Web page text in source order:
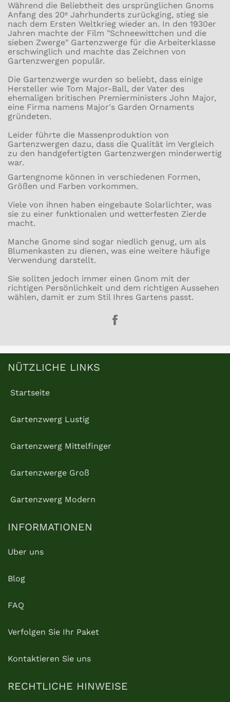
Während die Beliebtheit des ursprünglichen Gnoms
Anfang des 20ᵉ Jahrhunderts zurückging, stieg sie
nach dem Ersten Weltkrieg wieder an. In den 1930er
Jahren machte der Film "Schneewittchen und die
sieben Zwerge" Gartenzwerge für die Arbeiterklasse
erschwinglich und machte das Zeichnen von
Gartenzwergen populär.
Die Gartenzwerge wurden so beliebt, dass einige
Hersteller wie Tom Major-Ball, der Vater des
ehemaligen britischen Premierministers John Major,
eine Firma namens Major's Garden Ornaments
gründeten.
Leider führte die Massenproduktion von
Gartenzwergen dazu, dass die Qualität im Vergleich
zu den handgefertigten Gartenzwergen minderwertig
war.
Gartengnome können in verschiedenen Formen,
Größen und Farben vorkommen.
Viele von ihnen haben eingebaute Solarlichter, was
sie zu einer funktionalen und wetterfesten Zierde
macht.
Manche Gnome sind sogar niedlich genug, um als
Blumenkasten zu dienen, was eine weitere häufige
Verwendung darstellt.
Sie sollten jedoch immer einen Gnom mit der
richtigen Persönlichkeit und dem richtigen Aussehen
wählen, damit er zum Stil Ihres Gartens passt.
Teile
NÜTZLICHE LINKS
Startseite
Gartenzwerg Lustig
Gartenzwerg Mittelfinger
Gartenzwerge Groß
Gartenzwerg Modern
INFORMATIONEN
Uber uns
Blog
FAQ
Verfolgen Sie Ihr Paket
Kontaktieren Sie uns
RECHTLICHE HINWEISE